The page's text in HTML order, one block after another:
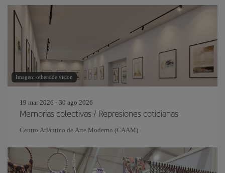
Imagen: otherside vision
19 mar 2026 - 30 ago 2026
Memorias colectivas / Represiones cotidianas
Centro Atlántico de Arte Moderno (CAAM)